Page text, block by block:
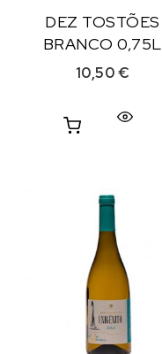
DEZ TOSTÕES
BRANCO 0,75L
10,50€